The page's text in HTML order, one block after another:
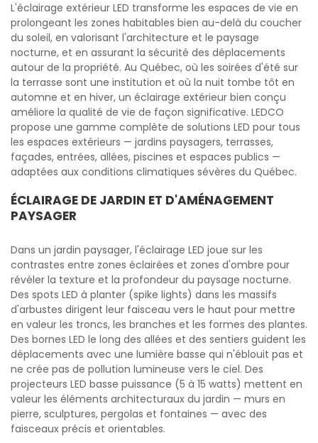
L'éclairage extérieur LED transforme les espaces de vie en
prolongeant les zones habitables bien au-delà du coucher
du soleil, en valorisant l'architecture et le paysage
nocturne, et en assurant la sécurité des déplacements
autour de la propriété. Au Québec, où les soirées d'été sur
la terrasse sont une institution et où la nuit tombe tôt en
automne et en hiver, un éclairage extérieur bien conçu
améliore la qualité de vie de façon significative. LEDCO
propose une gamme complète de solutions LED pour tous
les espaces extérieurs — jardins paysagers, terrasses,
façades, entrées, allées, piscines et espaces publics —
adaptées aux conditions climatiques sévères du Québec.
ÉCLAIRAGE DE JARDIN ET D'AMÉNAGEMENT
PAYSAGER
Dans un jardin paysager, l'éclairage LED joue sur les
contrastes entre zones éclairées et zones d'ombre pour
révéler la texture et la profondeur du paysage nocturne.
Des spots LED à planter (spike lights) dans les massifs
d'arbustes dirigent leur faisceau vers le haut pour mettre
en valeur les troncs, les branches et les formes des plantes.
Des bornes LED le long des allées et des sentiers guident les
déplacements avec une lumière basse qui n'éblouit pas et
ne crée pas de pollution lumineuse vers le ciel. Des
projecteurs LED basse puissance (5 à 15 watts) mettent en
valeur les éléments architecturaux du jardin — murs en
pierre, sculptures, pergolas et fontaines — avec des
faisceaux précis et orientables.